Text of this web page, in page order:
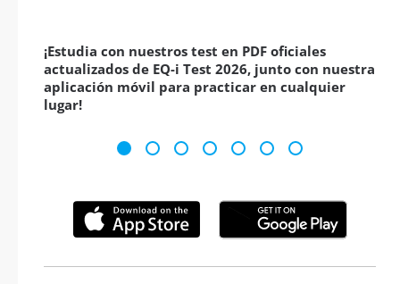
¡Estudia con nuestros test en PDF oficiales
actualizados de EQ-i Test 2026, junto con nuestra
aplicación móvil para practicar en cualquier
lugar!